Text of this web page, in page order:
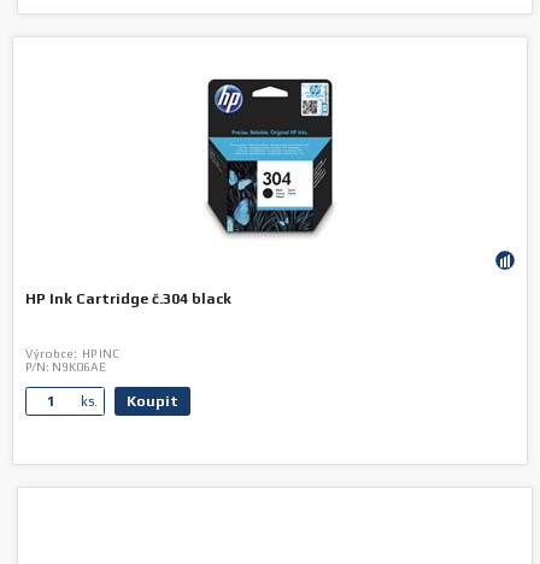
HP Ink Cartridge č.304 black
Výrobce: HP INC
P/N: N9K06AE
ks. Koupit